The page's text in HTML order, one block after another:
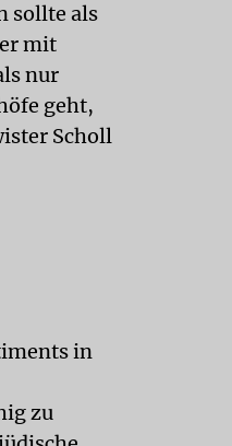
sollte als
mit
nur
geht,
Scholl
in
zu